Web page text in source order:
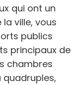
qui ont un
ville, vous
publics
principaux de
chambres
quadruples,